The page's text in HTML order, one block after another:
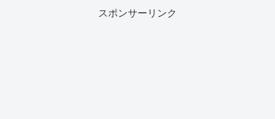
スポンサーリンク